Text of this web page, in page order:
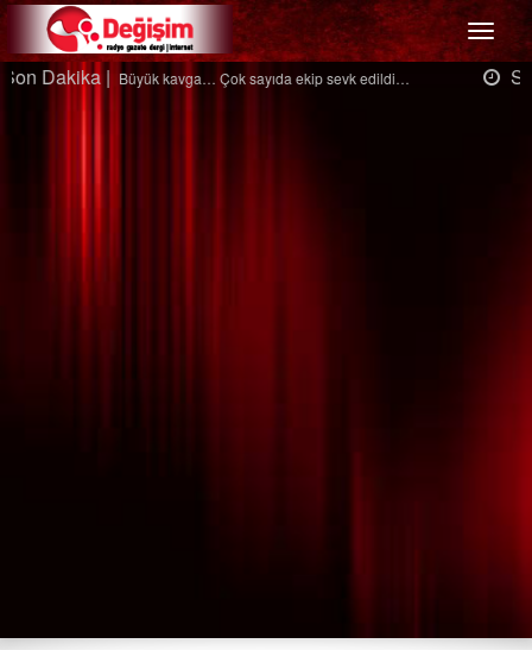
Menü
Son Dakika |Ağaçtan düştü…